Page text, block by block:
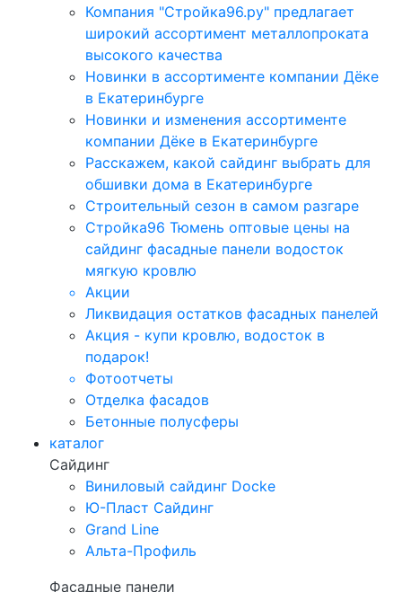
Компания "Стройка96.ру" предлагает
широкий ассортимент металлопроката
высокого качества
Новинки в ассортименте компании Дёке
в Екатеринбурге
Новинки и изменения ассортименте
компании Дёке в Екатеринбурге
Расскажем, какой сайдинг выбрать для
обшивки дома в Екатеринбурге
Строительный сезон в самом разгаре
Стройка96 Тюмень оптовые цены на
сайдинг фасадные панели водосток
мягкую кровлю
Акции
Ликвидация остатков фасадных панелей
Акция - купи кровлю, водосток в
подарок!
Фотоотчеты
Отделка фасадов
Бетонные полусферы
каталог
Сайдинг
Виниловый сайдинг Docke
Ю-Пласт Сайдинг
Grand Line
Альта-Профиль
Фасадные панели